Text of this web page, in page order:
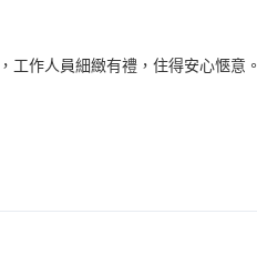
工作人員細緻有禮，住得安心愜意。